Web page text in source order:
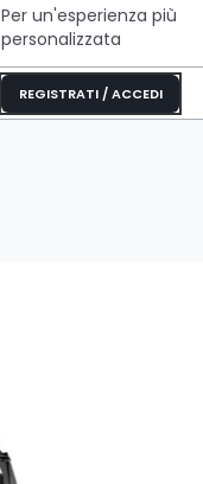
Per un'esperienza più
personalizzata
REGISTRATI / ACCEDI